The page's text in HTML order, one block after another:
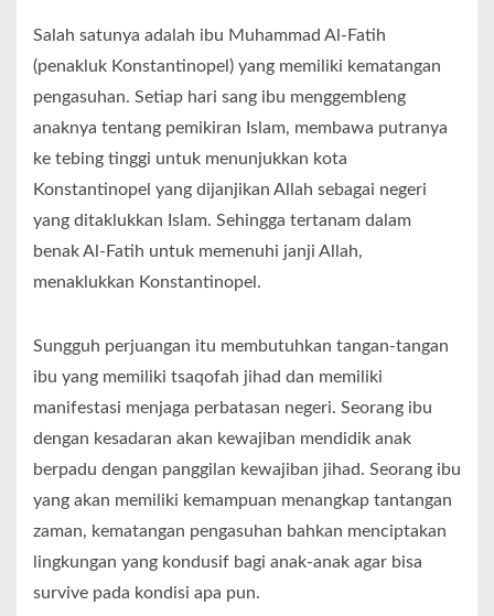
Salah satunya adalah ibu Muhammad Al-Fatih
(penakluk Konstantinopel) yang memiliki kematangan
pengasuhan. Setiap hari sang ibu menggembleng
anaknya tentang pemikiran Islam, membawa putranya
ke tebing tinggi untuk menunjukkan kota
Konstantinopel yang dijanjikan Allah sebagai negeri
yang ditaklukkan Islam. Sehingga tertanam dalam
benak Al-Fatih untuk memenuhi janji Allah,
menaklukkan Konstantinopel.
Sungguh perjuangan itu membutuhkan tangan-tangan
ibu yang memiliki tsaqofah jihad dan memiliki
manifestasi menjaga perbatasan negeri. Seorang ibu
dengan kesadaran akan kewajiban mendidik anak
berpadu dengan panggilan kewajiban jihad. Seorang ibu
yang akan memiliki kemampuan menangkap tantangan
zaman, kematangan pengasuhan bahkan menciptakan
lingkungan yang kondusif bagi anak-anak agar bisa
survive pada kondisi apa pun.